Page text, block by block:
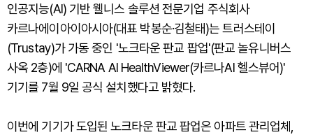
인공지능(AI) 기반 웰니스 솔루션 전문기업 주식회사
카르나에이아이아시아(대표 박봉순·김철태)는 트러스테이
(Trustay)가 가동 중인 '노크타운 판교 팝업'(판교 놀유니버스
사옥 2층)에 'CARNA AI HealthViewer(카르나AI 헬스뷰어)'
기기를 7월 9일 공식 설치했다고 밝혔다.
이번에 기기가 도입된 노크타운 판교 팝업은 아파트 관리업체,